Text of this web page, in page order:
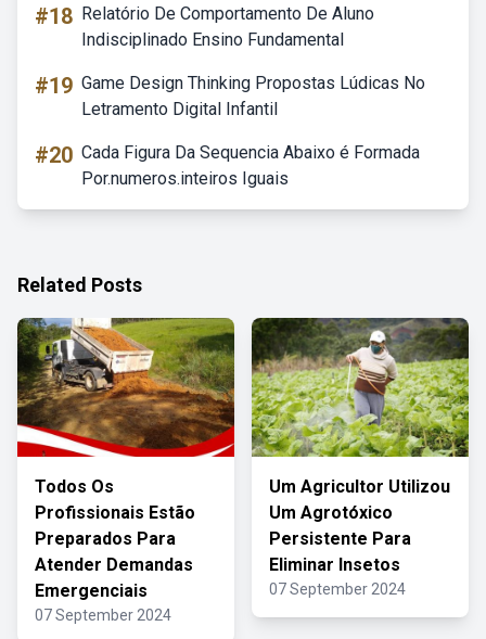
#18 Relatório De Comportamento De Aluno
Indisciplinado Ensino Fundamental
#19 Game Design Thinking Propostas Lúdicas No
Letramento Digital Infantil
#20 Cada Figura Da Sequencia Abaixo é Formada
Por.numeros.inteiros Iguais
Related Posts
Todos Os
Profissionais Estão
Preparados Para
Atender Demandas
Emergenciais
07 September 2024
Um Agricultor Utilizou
Um Agrotóxico
Persistente Para
Eliminar Insetos
07 September 2024